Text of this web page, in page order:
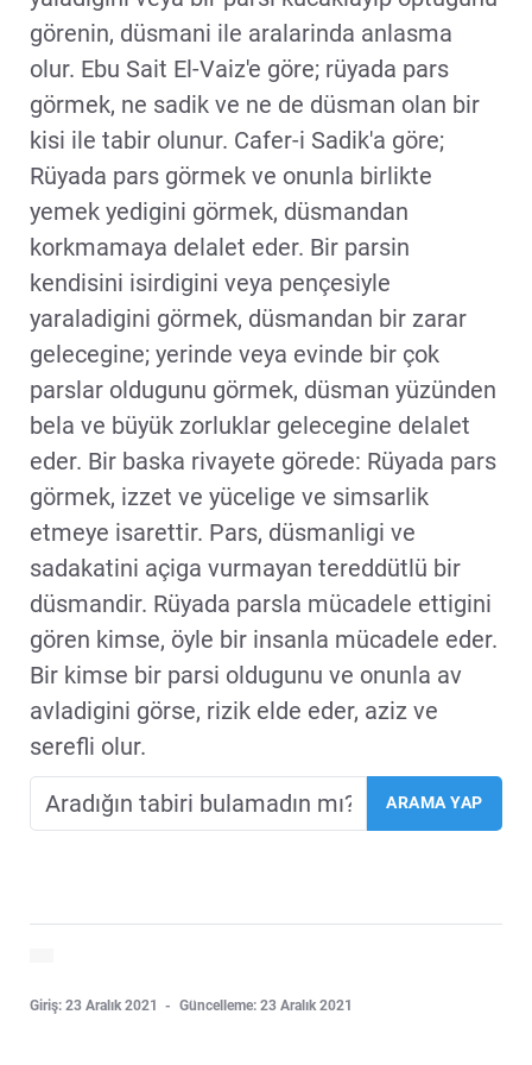
görenin, düsmani ile aralarinda anlasma
olur. Ebu Sait El-Vaiz'e göre; rüyada pars
görmek, ne sadik ve ne de düsman olan bir
kisi ile tabir olunur. Cafer-i Sadik'a göre;
Rüyada pars görmek ve onunla birlikte
yemek yedigini görmek, düsmandan
korkmamaya delalet eder. Bir parsin
kendisini isirdigini veya pençesiyle
yaraladigini görmek, düsmandan bir zarar
gelecegine; yerinde veya evinde bir çok
parslar oldugunu görmek, düsman yüzünden
bela ve büyük zorluklar gelecegine delalet
eder. Bir baska rivayete görede: Rüyada pars
görmek, izzet ve yücelige ve simsarlik
etmeye isarettir. Pars, düsmanligi ve
sadakatini açiga vurmayan tereddütlü bir
düsmandir. Rüyada parsla mücadele ettigini
gören kimse, öyle bir insanla mücadele eder.
Bir kimse bir parsi oldugunu ve onunla av
avladigini görse, rizik elde eder, aziz ve
serefli olur.
Giriş: 23 Aralık 2021 Güncelleme: 23 Aralık 2021